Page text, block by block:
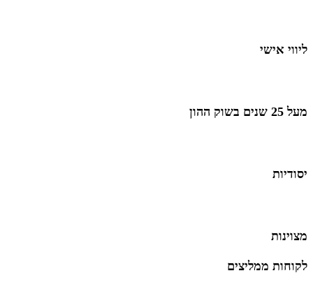
ליווי אישי
מעל 25 שנים בשוק ההון
יסודיות
מצוינות
לקוחות ממליצים